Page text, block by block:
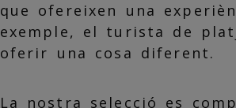
que ofereixen una
exemple, el turista de
oferir una cosa diferent.
La nostra selecció es